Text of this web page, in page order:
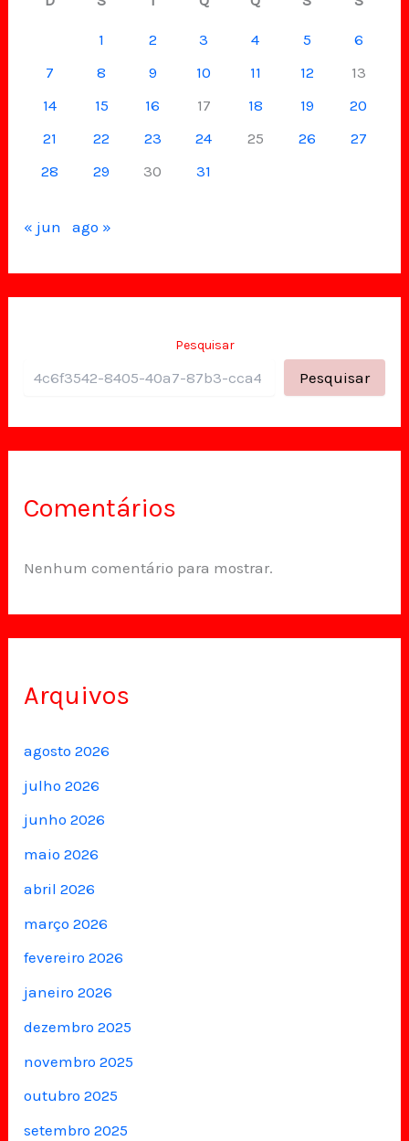
1 2 3 4 5
6
7
8 9 10 11 12
13
14
15 16 17 18 19
20
21
22 23 24 25 26
27
28
29 30 31
« jun ago »
Pesquisar
Pesquisar
Comentários
Nenhum comentário para mostrar.
Arquivos
agosto 2026
julho 2026
junho 2026
maio 2026
abril 2026
março 2026
fevereiro 2026
janeiro 2026
dezembro 2025
novembro 2025
outubro 2025
setembro 2025